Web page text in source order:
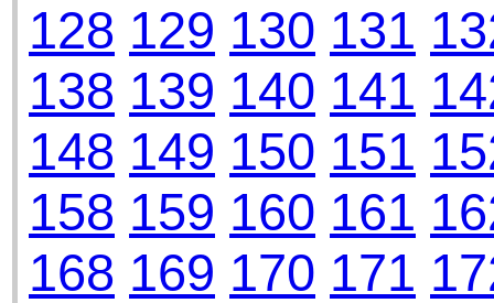
128 129 130 131
138 139 140 141
148 149 150 151
158 159 160 161
168 169 170 171